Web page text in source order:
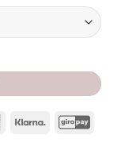
American
Klarna